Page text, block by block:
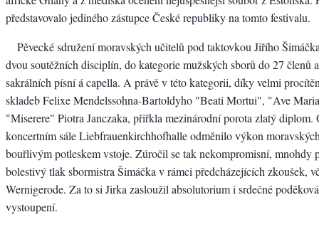
představovalo jediného zástupce České republiky na tomto festivalu.
Pěvecké sdružení moravských učitelů pod taktovkou Jiřího
dvou soutěžních disciplín, do kategorie mužských sborů do 27 členů
sakrálních písní á capella. A právě v této kategorii, díky velmi
skladeb Felixe Mendelssohna-Bartoldyho "Beati Mortui", "Ave
"Miserere" Piotra Janczaka, přiřkla mezinárodní porota zlatý diplom.
koncertním sále Liebfrauenkirchhofhalle odměnilo výkon
bouřlivým potleskem vstoje. Zúročil se tak nekompromisní, mnohdy
bolestivý tlak sbormistra Šimáčka v rámci předcházejících zkoušek,
Wernigerode. Za to si Jirka zasloužil absolutorium i srdečné
vystoupení.